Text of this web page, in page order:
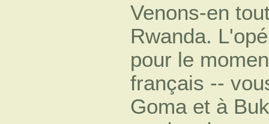
Venons-en
Rwanda.
pour le
français --
Goma et à